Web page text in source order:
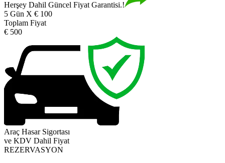
Herşey Dahil Güncel Fiyat Garantisi.!
5 Gün X € 100
Toplam Fiyat
€ 500
Araç Hasar Sigortası
ve KDV Dahil Fiyat
REZERVASYON